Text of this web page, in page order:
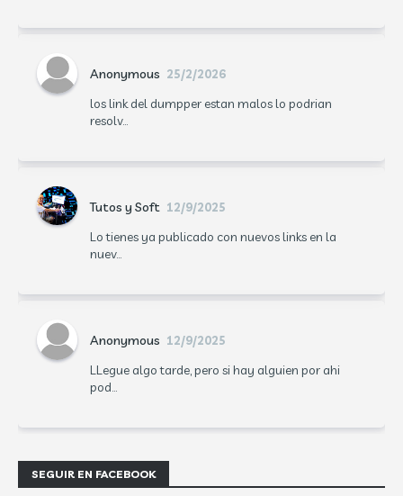
Anonymous 25/2/2026
los link del dumpper estan malos lo podrian
resolv...
Tutos y Soft 12/9/2025
Lo tienes ya publicado con nuevos links en la
nuev...
Anonymous 12/9/2025
LLegue algo tarde, pero si hay alguien por ahi
pod...
SEGUIR EN FACEBOOK